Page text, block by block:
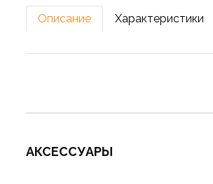
Описание Характеристики
АКСЕССУАРЫ